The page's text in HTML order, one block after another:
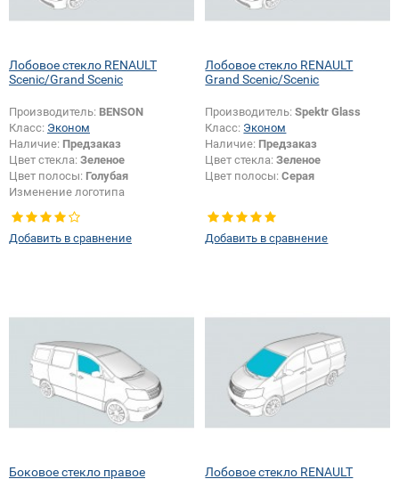
Лобовое стекло RENAULT
Scenic/Grand Scenic
Производитель: BENSON
Класс: Эконом
Наличие: Предзаказ
Цвет стекла: Зеленое
Цвет полосы: Голубая
Изменение логотипа
Добавить в сравнение
Лобовое стекло RENAULT
Grand Scenic/Scenic
Производитель:Spektr Glass
Класс: Эконом
Наличие: Предзаказ
Цвет стекла:Зеленое
Цвет полосы:Серая
Добавить в сравнение
Боковое стекло правое
Лобовое стекло RENAULT